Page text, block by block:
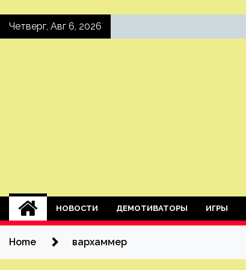
SkipЧетверг, Авг 6, 2026
НОВОСТИ ДЕМОТИВАТОРЫ ИГРЫ
Home вархаммер